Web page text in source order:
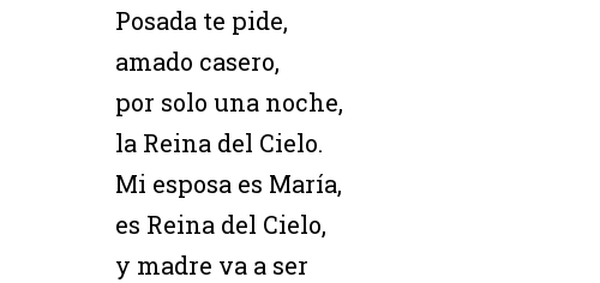
Posada te pide,
amado casero,
por solo una noche,
la Reina del Cielo.
Mi esposa es María,
es Reina del Cielo,
y madre va a ser